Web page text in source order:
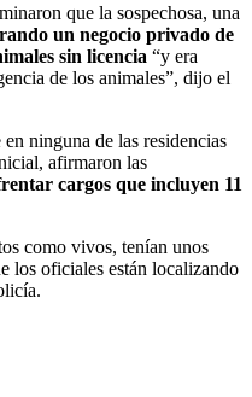
que la sospechosa, una
un negocio privado de
sin licencia “y era
de los animales”, dijo el
ninguna de las residencias
afirmaron las
cargos que incluyen 11
como vivos, tenían unos
los oficiales están localizando